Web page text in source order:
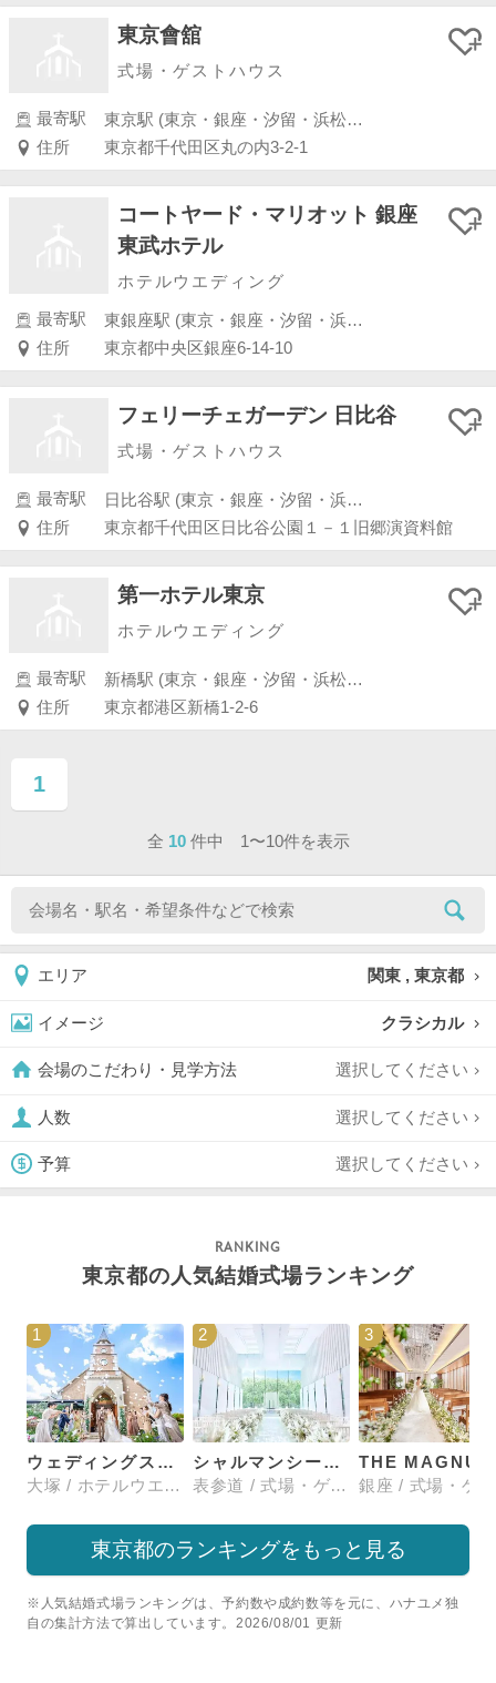
東京會舘
式場・ゲストハウス
最寄駅
東京駅 (東京・銀座・汐留・浜松町・品川・上野・浅草)
住所
東京都千代田区丸の内3-2-1
コートヤード・マリオット 銀座
東武ホテル
ホテルウエディング
最寄駅
東銀座駅 (東京・銀座・汐留・浜松町・品川・上野・浅草)
住所
東京都中央区銀座6-14-10
フェリーチェガーデン 日比谷
式場・ゲストハウス
最寄駅
日比谷駅 (東京・銀座・汐留・浜松町・品川・上野・浅草)
住所
東京都千代田区日比谷公園１－１旧郷演資料館
第一ホテル東京
ホテルウエディング
最寄駅
新橋駅 (東京・銀座・汐留・浜松町・品川・上野・浅草)
住所
東京都港区新橋1-2-6
1
ページ目
全 10 件中 1〜10件を表示
エリア 関東 , 東京都
イメージ クラシカル
会場のこだわり・見学方法 選択してください
人数 選択してください
予算 選択してください
東京都の人気結婚式場ランキング
1
ウェディングスホテル・ベルクラシック東京
大塚 / ホテルウエディング
2
シャルマンシーナTOKYO
表参道 / 式場・ゲストハウス
3
東京都のランキングをもっと見る
※人気結婚式場ランキングは、予約数や成約数等を元に、ハナユメ独
自の集計方法で算出しています。2026/08/01 更新